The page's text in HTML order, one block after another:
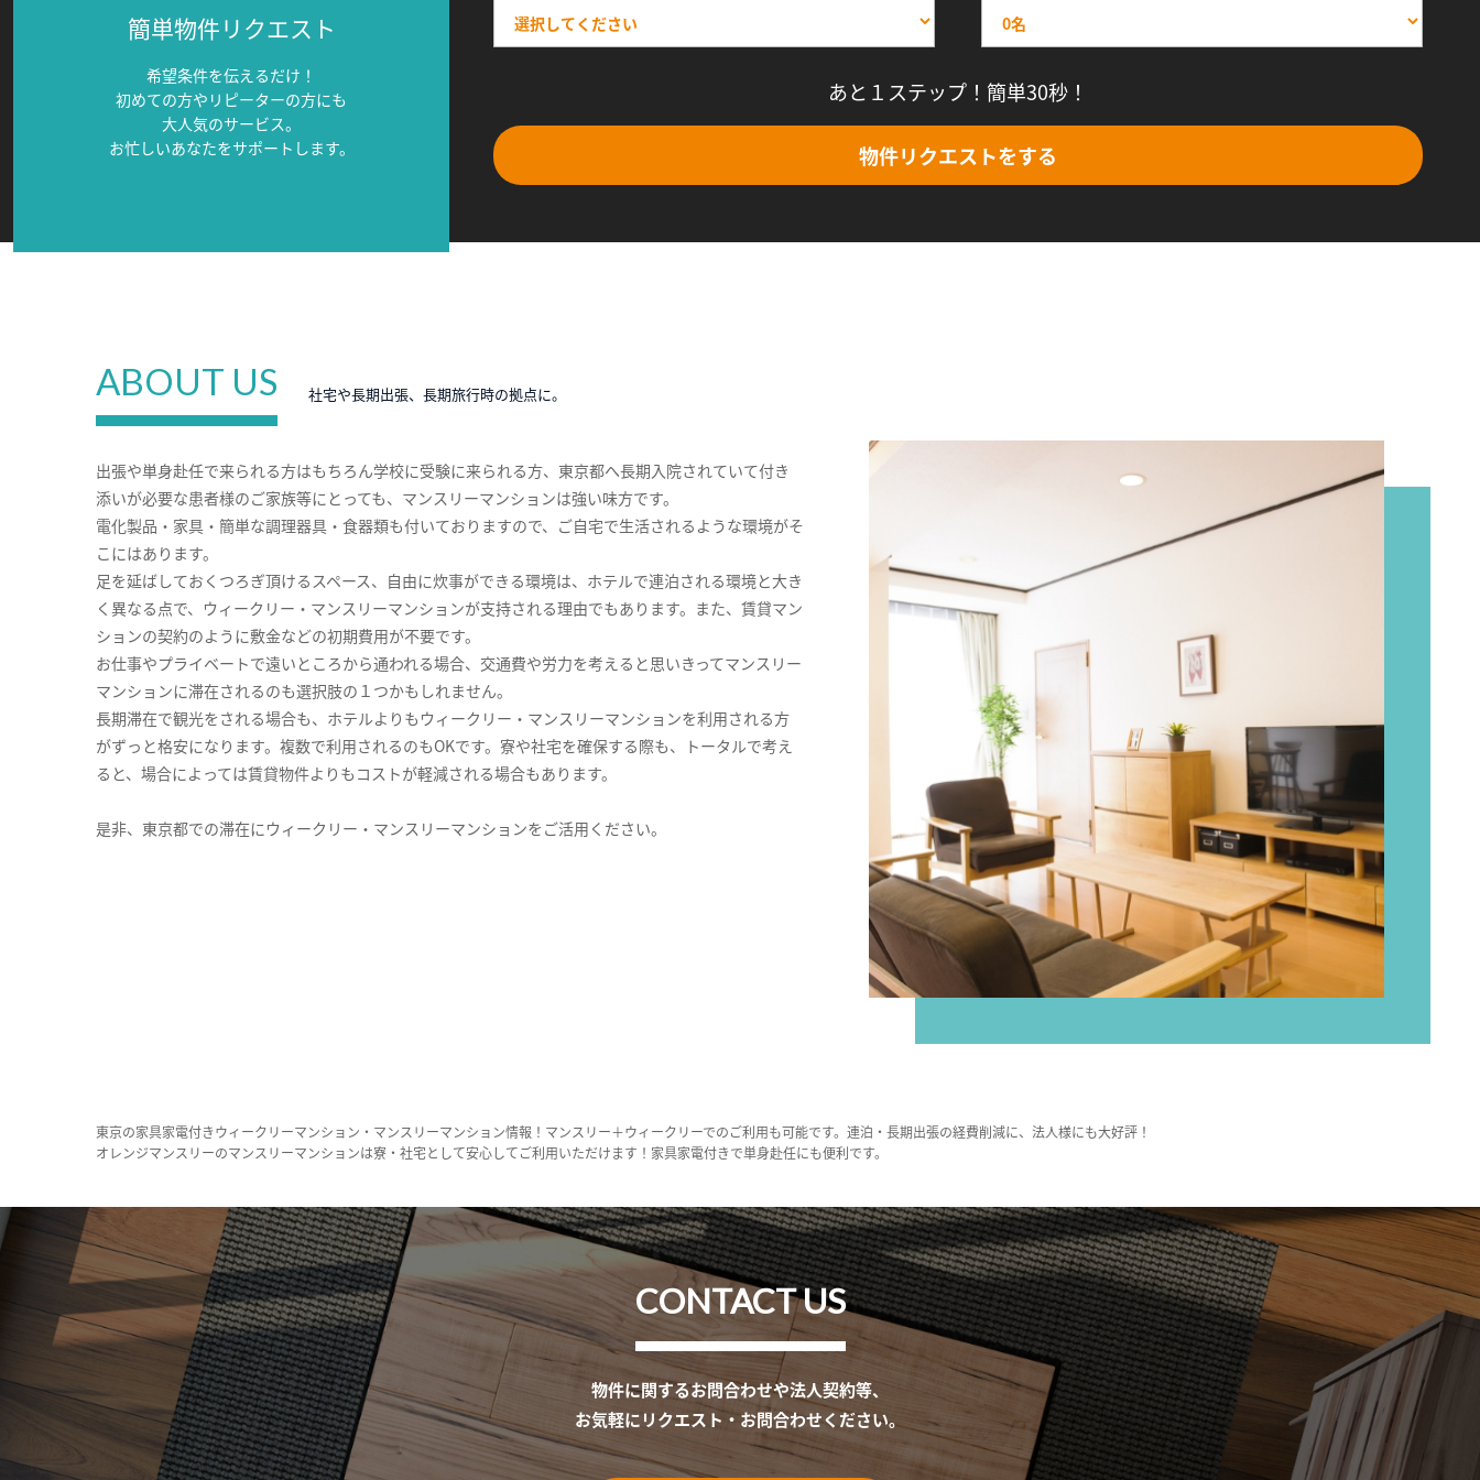
簡単物件リクエスト
希望条件を伝えるだけ！
初めての方やリピーターの方にも
大人気のサービス。
お忙しいあなたをサポートします。
あと１ステップ！簡単30秒！
物件リクエストをする
ABOUT US 社宅や長期出張、長期旅行時の拠点に。
出張や単身赴任で来られる方はもちろん学校に受験に来られる方、東京都へ長期入院されていて付き
添いが必要な患者様のご家族等にとっても、マンスリーマンションは強い味方です。
電化製品・家具・簡単な調理器具・食器類も付いておりますので、ご自宅で生活されるような環境がそ
こにはあります。
足を延ばしておくつろぎ頂けるスペース、自由に炊事ができる環境は、ホテルで連泊される環境と大き
く異なる点で、ウィークリー・マンスリーマンションが支持される理由でもあります。また、賃貸マン
ションの契約のように敷金などの初期費用が不要です。
お仕事やプライベートで遠いところから通われる場合、交通費や労力を考えると思いきってマンスリー
マンションに滞在されるのも選択肢の１つかもしれません。
長期滞在で観光をされる場合も、ホテルよりもウィークリー・マンスリーマンションを利用される方
がずっと格安になります。複数で利用されるのもOKです。寮や社宅を確保する際も、トータルで考え
ると、場合によっては賃貸物件よりもコストが軽減される場合もあります。
是非、東京都での滞在にウィークリー・マンスリーマンションをご活用ください。
東京の家具家電付きウィークリーマンション・マンスリーマンション情報！マンスリー＋ウィークリーでのご利用も可能です。連泊・長期出張の経費削減に、法人様にも大好評！
オレンジマンスリーのマンスリーマンションは寮・社宅として安心してご利用いただけます！家具家電付きで単身赴任にも便利です。
CONTACT US
物件に関するお問合わせや法人契約等、
お気軽にリクエスト・お問合わせください。